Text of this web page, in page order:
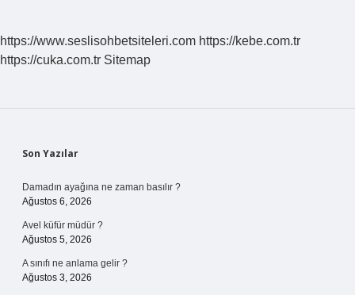
https://www.seslisohbetsiteleri.com https://kebe.com.tr
https://cuka.com.tr Sitemap
Sidebar
Son Yazılar
Damadın ayağına ne zaman basılır ?
Ağustos 6, 2026
Avel küfür müdür ?
Ağustos 5, 2026
A sınıfı ne anlama gelir ?
Ağustos 3, 2026